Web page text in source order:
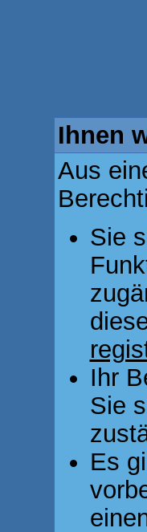
Ihnen
Aus
Sie
Ihr
Sie
Es